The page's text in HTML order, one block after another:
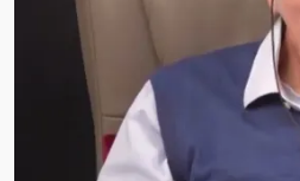
Elios
Ellen Kalwait-Borck u.
Slobodan
Ellie Roozdar
Ernst-Peter Flint
Evelin Rosenfeld